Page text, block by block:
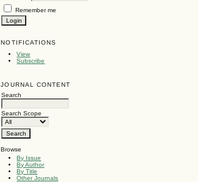
Remember me
NOTIFICATIONS
View
Subscribe
JOURNAL CONTENT
Search
Search Scope
Browse
By Issue
By Author
By Title
Other Journals